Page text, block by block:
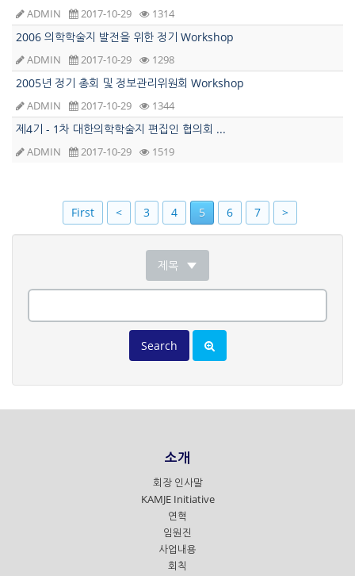
ADMIN 2017-10-29 1314
2006 의학학술지 발전을 위한 정기 Workshop
ADMIN 2017-10-29 1298
2005년 정기 총회 및 정보관리위원회 Workshop
ADMIN 2017-10-29 1344
제4기 - 1차 대한의학학술지 편집인 협의회 ...
ADMIN 2017-10-29 1519
First < 3 4 5 6 7 >
제목
Search
소개
회장 인사말
KAMJE Initiative
연혁
임원진
사업내용
회칙